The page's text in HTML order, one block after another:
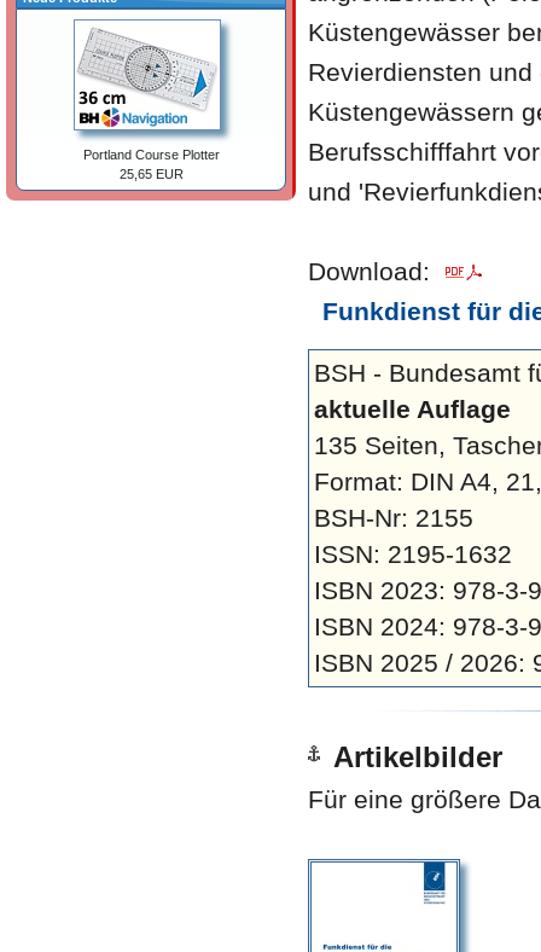
Küstengewässer
Revierdiensten
Küstengewässern
Berufsschifffahrt
und
Download:
Funkdienst für
BSH - Bundesamt
aktuelle Auflage
135 Seiten,
Format: DIN A4,
BSH-Nr: 2155
ISSN: 2195-1632
ISBN 2023: 978-3-
ISBN 2024: 978-3-
ISBN 2025 / 2026:
Artikelbilder
Für eine größere
Portland Course Plotter
25,65 EUR